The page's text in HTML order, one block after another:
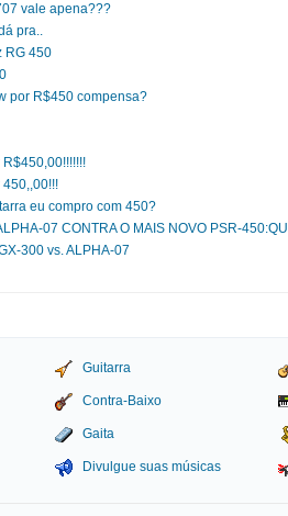
vale apena???
pra..
RG 450
por R$450 compensa?
eu compro com 450?
07 CONTRA O MAIS NOVO PSR-450:QU
300 vs. ALPHA-07
Guitarra
Contra-Baixo
Gaita
Divulgue suas músicas